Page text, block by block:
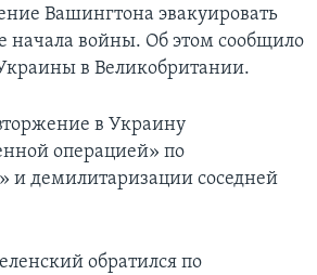
Вашингтона эвакуировать
начала войны. Об этом сообщило
Украины в Великобритании.
в Украину
операцией» по
и демилитаризации соседней
обратился по